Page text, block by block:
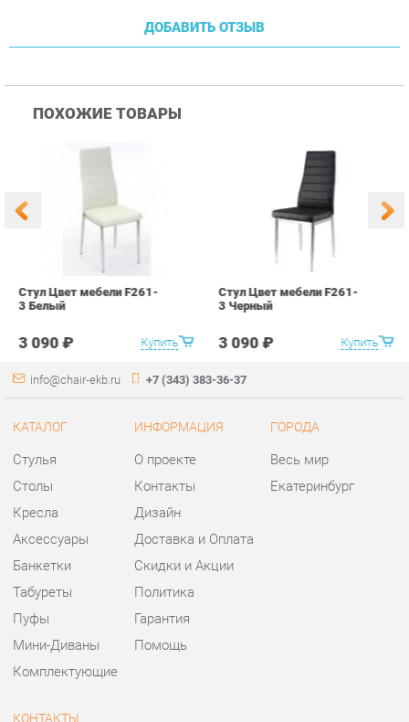
Купить
3 090 ₽ Купить
Стул Цвет мебели F261-
info@chair-ekb.ru
КАТАЛОГ
Столы
Кресла
Аксессуары
Банкетки
ИНФОРМАЦИЯ
Контакты
Дизайн
Доставка и Оплата
Скидки и Акции
ГОРОДА
Екатеринбург
КОНТАКТЫ
Шоурум и склад самовывоза
Адрес: г. Екатеринбург,
ул.Металлургов, 84
Телефон: +7 (343) 383-36-37